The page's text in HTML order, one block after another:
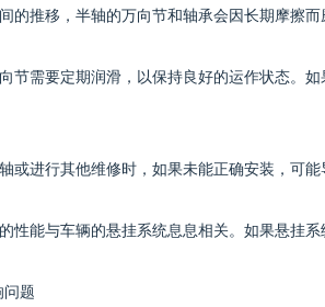
的推移，半轴的万向节和轴承会因长期摩擦
节需要定期润滑，以保持良好的运作状态。
或进行其他维修时，如果未能正确安装，可
性能与车辆的悬挂系统息息相关。如果悬挂
问题